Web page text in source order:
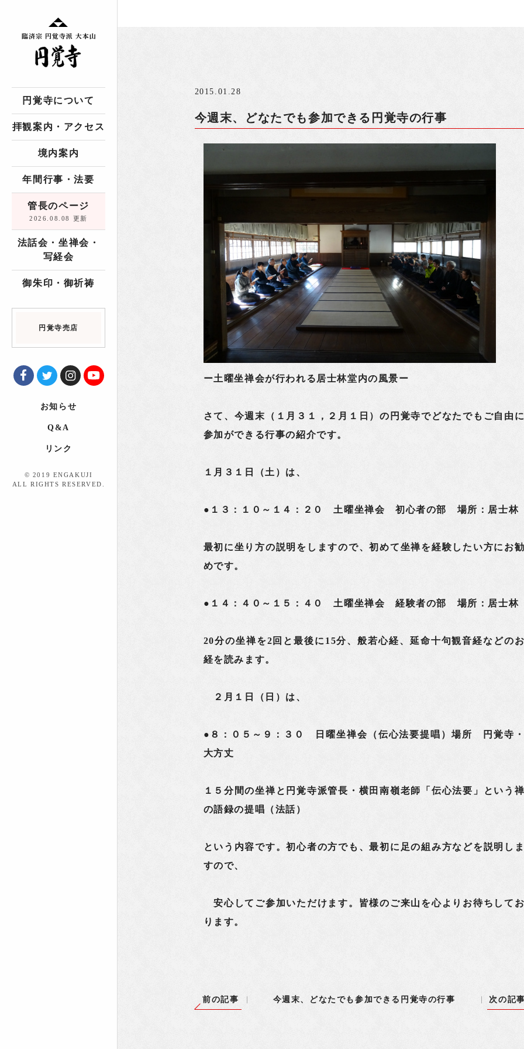
円覚寺について
拝観案内・アクセス
境内案内
年間行事・法要
管長のページ
2026.08.08 更新
法話会・坐禅会・
写経会
御朱印・御祈祷
円覚寺売店
お知らせ
Q&A
リンク
© 2019 ENGAKUJI
ALL RIGHTS RESERVED.
2015.01.28
今週末、どなたでも参加できる円覚寺の行事
ー土曜坐禅会が行われる居士林堂内の風景ー
さて、今週末（１月３１，２月１日）の円覚寺でどなたでもご自由
参加ができる行事の紹介です。
１月３１日（土）は、
●１３：１０～１４：２０ 土曜坐禅会 初心者の部 場所：居士林
最初に坐り方の説明をしますので、初めて坐禅を経験したい方にお
めです。
●１４：４０～１５：４０ 土曜坐禅会 経験者の部 場所：居士林
20分の坐禅を2回と最後に15分、般若心経、延命十句観音経などの
経を読みます。
２月１日（日）は、
●８：０５～９：３０ 日曜坐禅会（伝心法要提唱）場所 円覚寺
大方丈
１５分間の坐禅と円覚寺派管長・横田南嶺老師「伝心法要」という
の語録の提唱（法話）
という内容です。初心者の方でも、最初に足の組み方などを説明し
すので、
安心してご参加いただけます。皆様のご来山を心よりお待ちして
ります。
今週末、どなたでも参加できる円覚寺の行事
前の記事 次の記